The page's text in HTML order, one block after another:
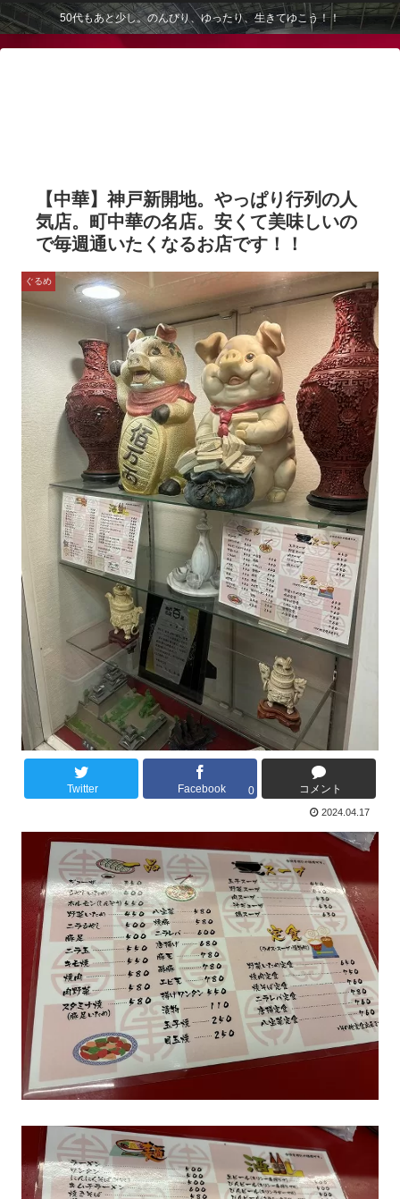
50代もあと少し。のんびり、ゆったり、生きてゆこう！！
【中華】神戸新開地。やっぱり行列の人
気店。町中華の名店。安くて美味しいの
で毎週通いたくなるお店です！！
ぐるめ
Twitter Facebook 0 コメント
2024.04.17